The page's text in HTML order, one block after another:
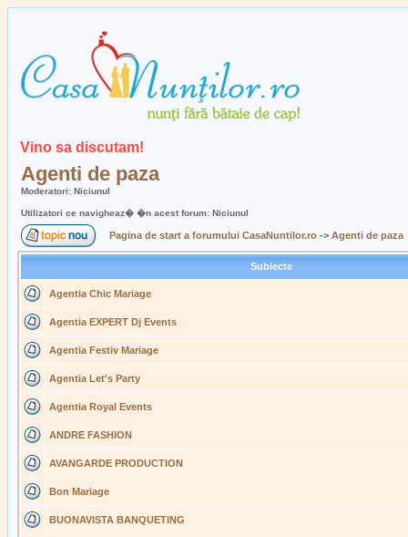
Vino sa discutam!
Agenti de paza
Moderatori: Niciunul
Utilizatori ce navigheaz� �n acest forum: Niciunul
Pagina de start a forumului CasaNuntilor.ro -> Agenti de paza
Subiecte
Agentia Chic Mariage
Agentia EXPERT Dj Events
Agentia Festiv Mariage
Agentia Let's Party
Agentia Royal Events
ANDRE FASHION
AVANGARDE PRODUCTION
Bon Mariage
BUONAVISTA BANQUETING